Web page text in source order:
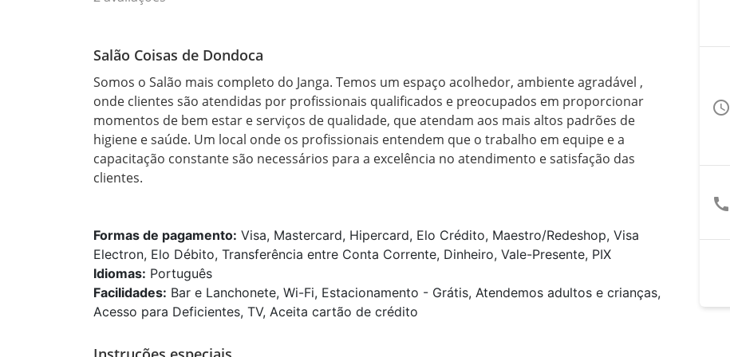
Salão Coisas de Dondoca
Somos o Salão mais completo do Janga. Temos um espaço acolhedor, ambiente agradável ,
onde clientes são atendidas por profissionais qualificados e preocupados em proporcionar
momentos de bem estar e serviços de qualidade, que atendam aos mais altos padrões de
higiene e saúde. Um local onde os profissionais entendem que o trabalho em equipe e a
capacitação constante são necessários para a excelência no atendimento e satisfação das
clientes.
Formas de pagamento: Visa, Mastercard, Hipercard, Elo Crédito, Maestro/Redeshop, Visa
Electron, Elo Débito, Transferência entre Conta Corrente, Dinheiro, Vale-Presente, PIX
Idiomas: Português
Facilidades: Bar e Lanchonete, Wi-Fi, Estacionamento - Grátis, Atendemos adultos e crianças,
Acesso para Deficientes, TV, Aceita cartão de crédito
access_time
call